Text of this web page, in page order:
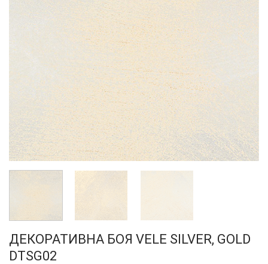
ДЕКОРАТИВНА БОЯ VELE SILVER, GOLD
DTSG02